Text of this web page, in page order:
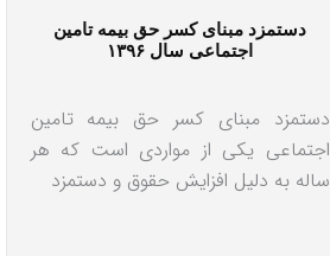
دستمزد مبنای کسر حق بیمه تامین
اجتماعی سال ۱۳۹۶
دستمزد مبنای کسر حق بیمه تامین
اجتماعی یکی از مواردی است که هر
ساله به دلیل افزایش حقوق و دستمزد